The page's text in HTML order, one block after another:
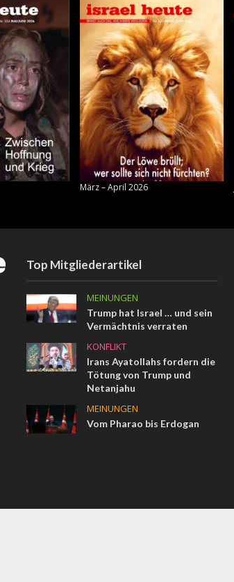
März – April 2026
Top Mitgliederartikel
MEINUNGEN
Trump hat Israel … und sein
Vermächtnis verraten
KONFLIKT
Irans Ayatollahs fordern die
Tötung von Trump und
Netanjahu
MEINUNGEN
Vom Pharao bis Erdogan